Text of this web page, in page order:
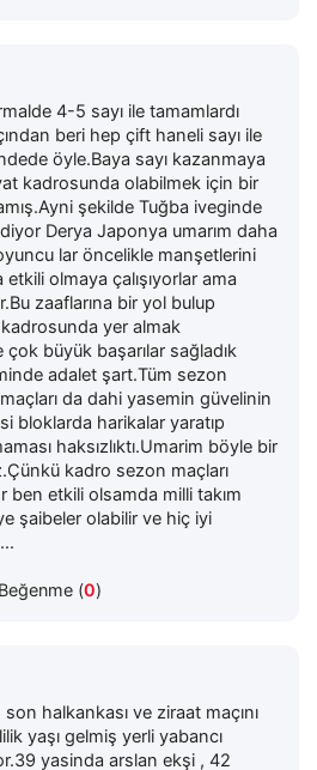
4-5 sayı ile tamamlardı
beri hep çift haneli sayı ile
öyle.Baya sayı kazanmaya
kadrosunda olabilmek için bir
şekilde Tuğba iveginde
Derya Japonya umarım daha
lar öncelikle manşetlerini
olmaya çalışıyorlar ama
zaaflarına bir yol bulup
yer almak
büyük başarılar sağladık
adalet şart.Tüm sezon
da dahi yasemin güvelinin
bloklarda harikalar yaratıp
haksızlıktı.Umarim böyle bir
kadro sezon maçları
ben etkili olsamda milli takım
şaibeler olabilir ve hiç iyi
Beğenme (0)
halkankası ve ziraat maçını
yaşı gelmiş yerli yabancı
yasinda arslan ekşi , 42